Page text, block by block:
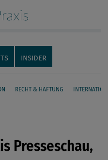
INSIDER
RECHT & HAFTUNG
teilenteilen
kopieren
per Mail teilen
Presseschau,